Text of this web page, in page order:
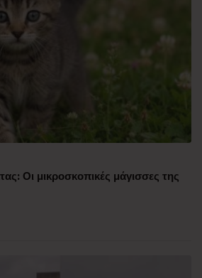
Οι μικροσκοπικές μάγισσες της